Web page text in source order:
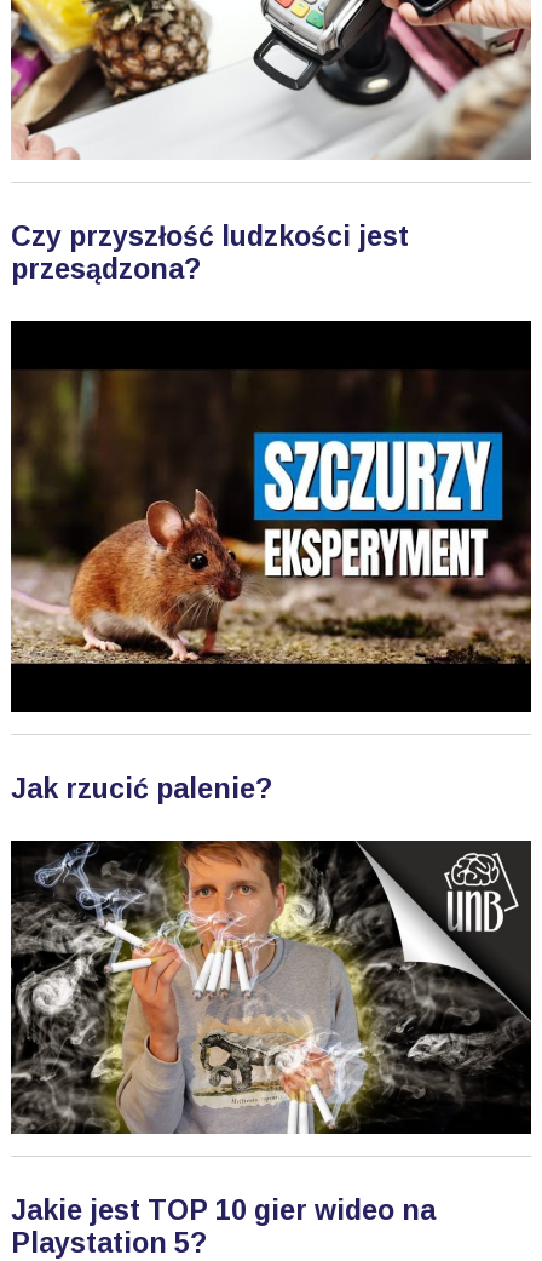
Czy przyszłość ludzkości jest
przesądzona?
Jak rzucić palenie?
Jakie jest TOP 10 gier wideo na
Playstation 5?